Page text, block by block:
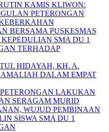
KAMIS KLIWON:
PETERONGAN
BERSAMA PUSKESMAS
SMA DU 1
TERHADAP
HIDAYAH, KH. A.
DALAM EMPAT
LAKUKAN
SERAGAM MURID
WUJUD PEMBINAAN
SISWA SMA DU 1